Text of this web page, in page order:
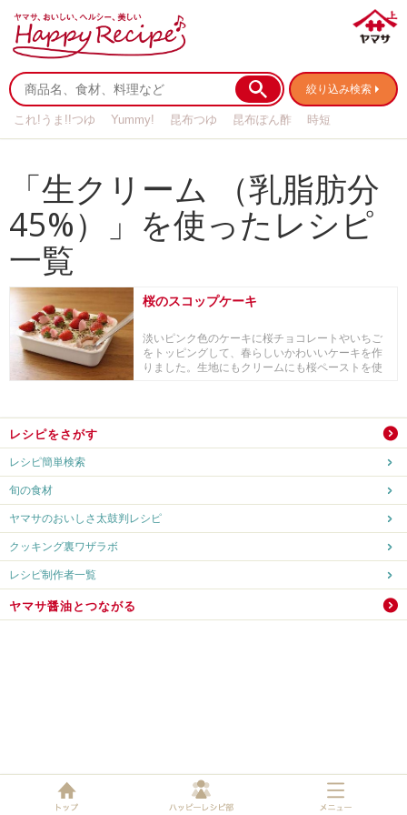
絞り込み検索
これ!うま!!つゆ Yummy! 昆布つゆ 昆布ぽん酢
時短
「生クリーム （乳脂肪分
45%）」を使ったレシピ
一覧
桜のスコップケーキ
淡いピンク色のケーキに桜チョコレートやいちご
をトッピングして、春らしいかわいいケーキを作
りました。生地にもクリームにも桜ペーストを使
レシピをさがす
レシピ簡単検索
旬の食材
ヤマサのおいしさ太鼓判レシピ
クッキング裏ワザラボ
レシピ制作者一覧
ヤマサ醤油とつながる